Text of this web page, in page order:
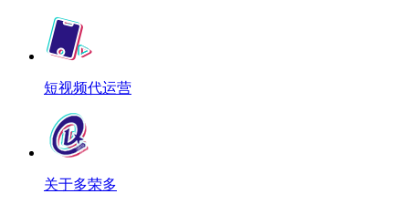
短视频代运营
关于多荣多